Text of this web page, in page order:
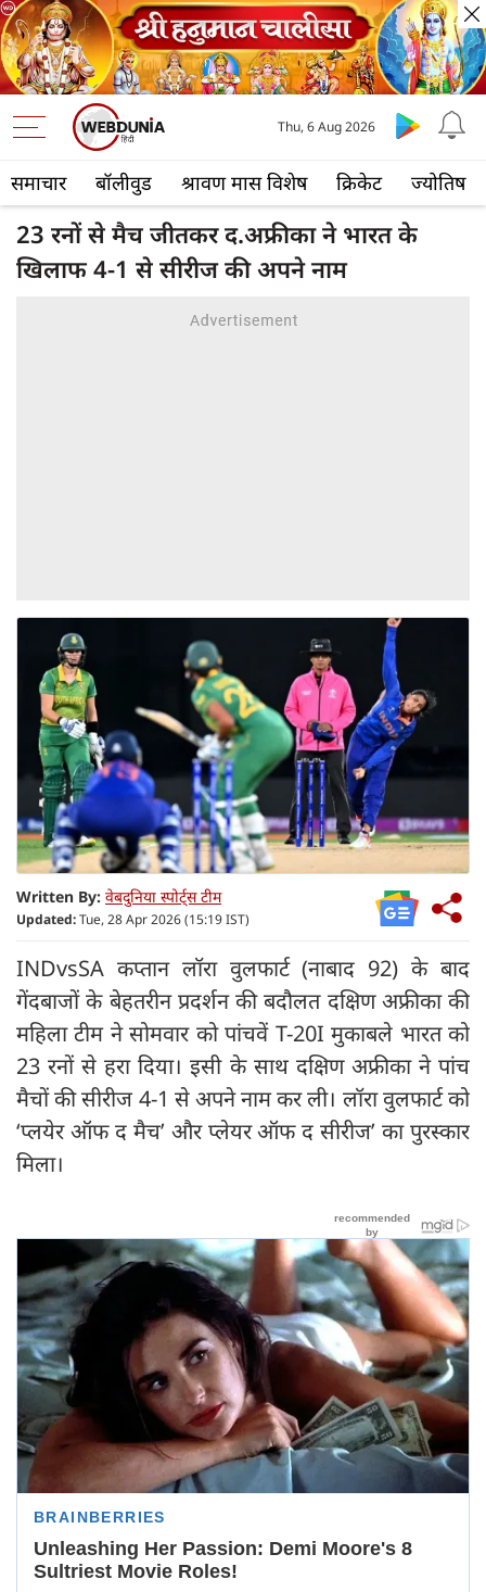
समाचार बॉलीवुड श्रावण मास विशेष क्रिकेट ज्योतिष
Thu, 6 Aug 2026
23 रनों से मैच जीतकर द.अफ्रीका ने भारत के
खिलाफ 4-1 से सीरीज की अपने नाम
Written By: वेबदुनिया स्पोर्ट्स टीम
Updated:Tue, 28 Apr 2026 (15:19 IST)
INDvsSA कप्तान लॉरा वुलफार्ट (नाबाद 92) के बाद
गेंदबाजों के बेहतरीन प्रदर्शन की बदौलत दक्षिण अफ्रीका की
महिला टीम ने सोमवार को पांचवें T-20I मुकाबले भारत को
23 रनों से हरा दिया। इसी के साथ दक्षिण अफ्रीका ने पांच
मैचों की सीरीज 4-1 से अपने नाम कर ली। लॉरा वुलफार्ट को
‘प्लयेर ऑफ द मैच’ और प्लेयर ऑफ द सीरीज’ का पुरस्कार
मिला।